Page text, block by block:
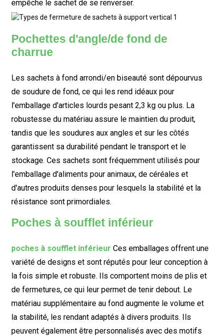
empêche le sachet de se renverser.
Pochettes d'angle/de fond de
charrue
Les sachets à fond arrondi/en biseauté sont dépourvus
de soudure de fond, ce qui les rend idéaux pour
l'emballage d'articles lourds pesant 2,3 kg ou plus. La
robustesse du matériau assure le maintien du produit,
tandis que les soudures aux angles et sur les côtés
garantissent sa durabilité pendant le transport et le
stockage. Ces sachets sont fréquemment utilisés pour
l'emballage d'aliments pour animaux, de céréales et
d'autres produits denses pour lesquels la stabilité et la
résistance sont primordiales.
Poches à soufflet inférieur
poches à soufflet inférieur Ces emballages offrent une
variété de designs et sont réputés pour leur conception à
la fois simple et robuste. Ils comportent moins de plis et
de fermetures, ce qui leur permet de tenir debout. Le
matériau supplémentaire au fond augmente le volume et
la stabilité, les rendant adaptés à divers produits. Ils
peuvent également être personnalisés avec des motifs